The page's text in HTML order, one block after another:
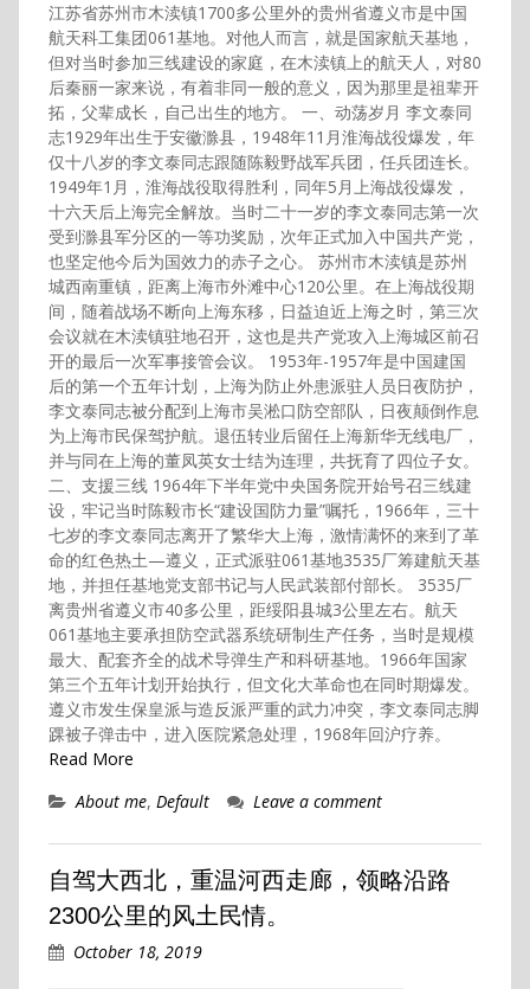
江苏省苏州市木渎镇1700多公里外的贵州省遵义市是中国
航天科工集团061基地。对他人而言，就是国家航天基地，
但对当时参加三线建设的家庭，在木渎镇上的航天人，对80
后秦丽一家来说，有着非同一般的意义，因为那里是祖辈开
拓，父辈成长，自己出生的地方。 一、动荡岁月 李文泰同
志1929年出生于安徽滁县，1948年11月淮海战役爆发，年
仅十八岁的李文泰同志跟随陈毅野战军兵团，任兵团连长。
1949年1月，淮海战役取得胜利，同年5月上海战役爆发，
十六天后上海完全解放。当时二十一岁的李文泰同志第一次
受到滁县军分区的一等功奖励，次年正式加入中国共产党，
也坚定他今后为国效力的赤子之心。 苏州市木渎镇是苏州
城西南重镇，距离上海市外滩中心120公里。在上海战役期
间，随着战场不断向上海东移，日益迫近上海之时，第三次
会议就在木渎镇驻地召开，这也是共产党攻入上海城区前召
开的最后一次军事接管会议。 1953年-1957年是中国建国
后的第一个五年计划，上海为防止外患派驻人员日夜防护，
李文泰同志被分配到上海市吴淞口防空部队，日夜颠倒作息
为上海市民保驾护航。退伍转业后留任上海新华无线电厂，
并与同在上海的董凤英女士结为连理，共抚育了四位子女。
二、支援三线 1964年下半年党中央国务院开始号召三线建
设，牢记当时陈毅市长“建设国防力量”嘱托，1966年，三十
七岁的李文泰同志离开了繁华大上海，激情满怀的来到了革
命的红色热土—遵义，正式派驻061基地3535厂筹建航天基
地，并担任基地党支部书记与人民武装部付部长。 3535厂
离贵州省遵义市40多公里，距绥阳县城3公里左右。航天
061基地主要承担防空武器系统研制生产任务，当时是规模
最大、配套齐全的战术导弹生产和科研基地。1966年国家
第三个五年计划开始执行，但文化大革命也在同时期爆发。
遵义市发生保皇派与造反派严重的武力冲突，李文泰同志脚
踝被子弹击中，进入医院紧急处理，1968年回沪疗养。
Read More
About me, Default Leave a comment
自驾大西北，重温河西走廊，领略沿路
2300公里的风土民情。
October 18, 2019